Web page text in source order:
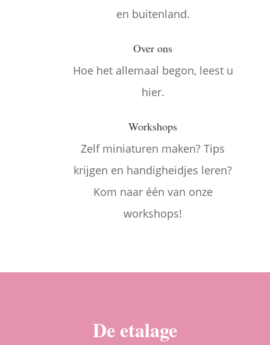
en buitenland.
Over ons
Hoe het allemaal begon, leest u
hier.
Workshops
Zelf miniaturen maken? Tips
krijgen en handigheidjes leren?
Kom naar één van onze
workshops!
De etalage